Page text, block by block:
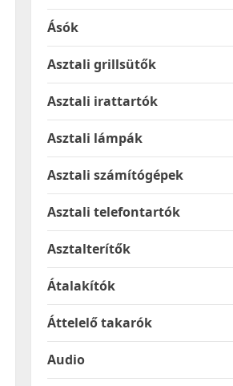
Ásók
Asztali grillsütők
Asztali irattartók
Asztali lámpák
Asztali számítógépek
Asztali telefontartók
Asztalterítők
Átalakítók
Áttelelő takarók
Audio